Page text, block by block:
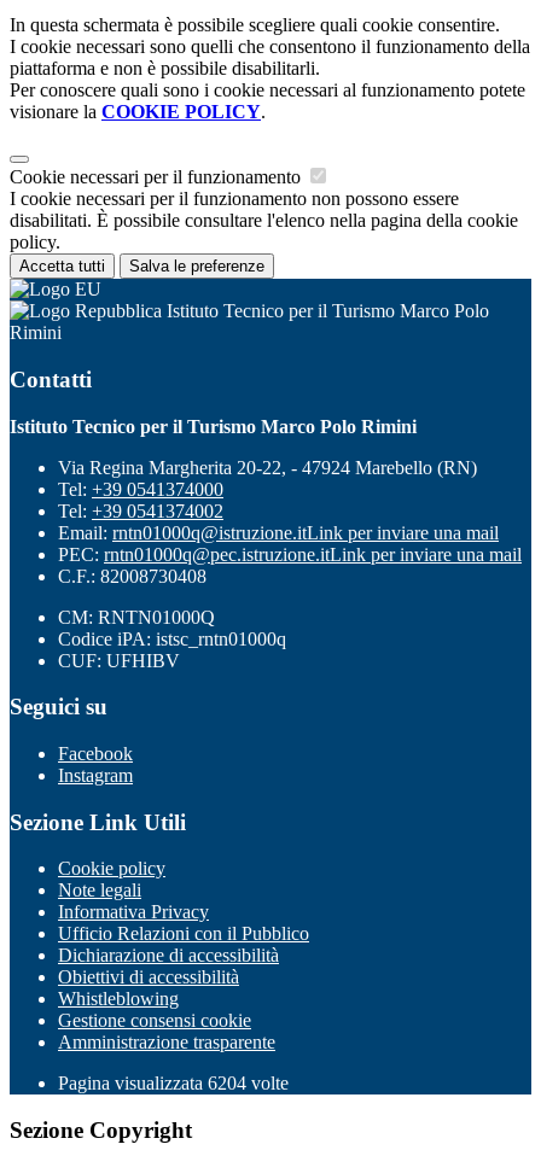
In questa schermata è possibile scegliere quali cookie consentire.
I cookie necessari sono quelli che consentono il funzionamento della
piattaforma e non è possibile disabilitarli.
Per conoscere quali sono i cookie necessari al funzionamento potete
visionare la COOKIE POLICY.
Cookie necessari per il funzionamento
I cookie necessari per il funzionamento non possono essere
disabilitati. È possibile consultare l'elenco nella pagina della cookie
policy.
Accetta tutti Salva le preferenze
Istituto Tecnico per il Turismo Marco Polo
Rimini
Contatti
Istituto Tecnico per il Turismo Marco Polo Rimini
Via Regina Margherita 20-22, - 47924 Marebello (RN)
Tel: +39 0541374000
Tel: +39 0541374002
Email: rntn01000q@istruzione.itLink per inviare una mail
PEC: rntn01000q@pec.istruzione.itLink per inviare una mail
C.F.: 82008730408
CM: RNTN01000Q
Codice iPA: istsc_rntn01000q
CUF: UFHIBV
Seguici su
Facebook
Instagram
Sezione Link Utili
Cookie policy
Note legali
Informativa Privacy
Ufficio Relazioni con il Pubblico
Dichiarazione di accessibilità
Obiettivi di accessibilità
Whistleblowing
Gestione consensi cookie
Amministrazione trasparente
Pagina visualizzata 6204 volte
Sezione Copyright